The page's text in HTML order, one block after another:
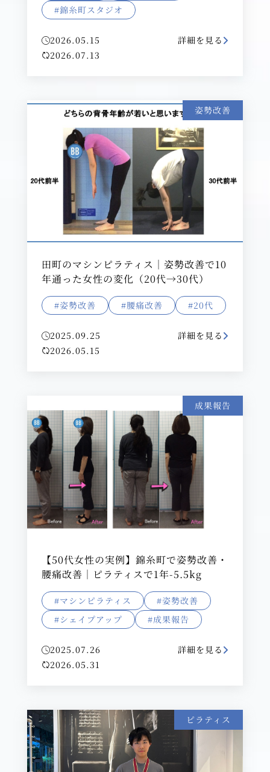
#錦糸町スタジオ
2026.05.15
2026.07.13
詳細を見る
姿勢改善
田町のマシンピラティス｜姿勢改善で10
年通った女性の変化（20代→30代）
#姿勢改善 #腰痛改善 #20代
2025.09.25
2026.05.15
詳細を見る
成果報告
【50代女性の実例】錦糸町で姿勢改善・
腰痛改善｜ピラティスで1年-5.5kg
#マシンピラティス
#姿勢改善
#シェイプアップ
#成果報告
2025.07.26
2026.05.31
詳細を見る
ピラティス